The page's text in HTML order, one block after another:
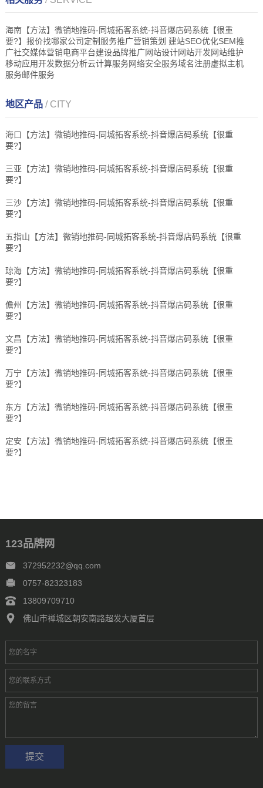
海南【方法】微销地推码-同城拓客系统-抖音爆店码系统【很重
要?】报价找哪家公司定制服务推广营销策划 建站SEO优化SEM推
广社交媒体营销电商平台建设品牌推广网站设计网站开发网站维护
移动应用开发数据分析云计算服务网络安全服务域名注册虚拟主机
服务邮件服务
地区产品 / CITY
海口【方法】微销地推码-同城拓客系统-抖音爆店码系统【很重
要?】
三亚【方法】微销地推码-同城拓客系统-抖音爆店码系统【很重
要?】
三沙【方法】微销地推码-同城拓客系统-抖音爆店码系统【很重
要?】
五指山【方法】微销地推码-同城拓客系统-抖音爆店码系统【很重
要?】
琼海【方法】微销地推码-同城拓客系统-抖音爆店码系统【很重
要?】
儋州【方法】微销地推码-同城拓客系统-抖音爆店码系统【很重
要?】
文昌【方法】微销地推码-同城拓客系统-抖音爆店码系统【很重
要?】
万宁【方法】微销地推码-同城拓客系统-抖音爆店码系统【很重
要?】
东方【方法】微销地推码-同城拓客系统-抖音爆店码系统【很重
要?】
定安【方法】微销地推码-同城拓客系统-抖音爆店码系统【很重
要?】
123品牌网
372952232@qq.com
0757-82323183
13809709710
佛山市禅城区朝安南路超发大厦首层